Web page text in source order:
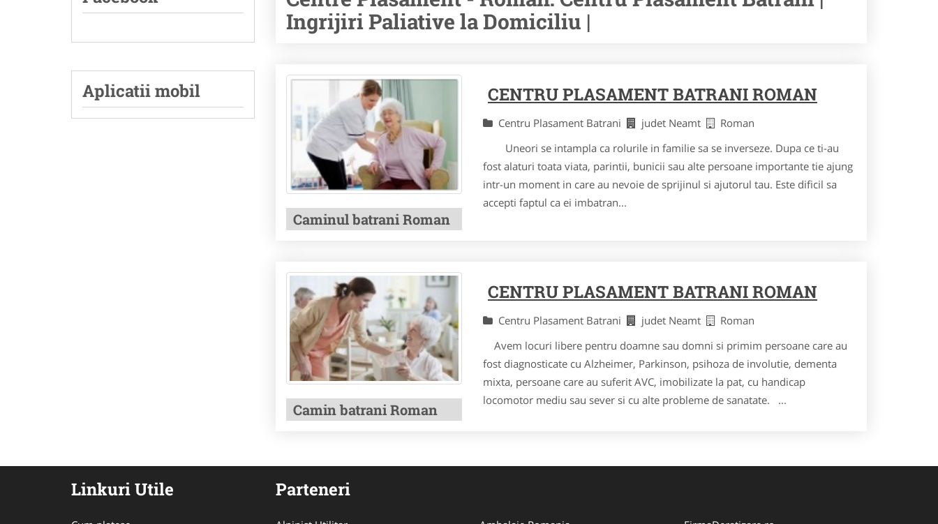
Aplicatii mobil
Ingrijiri Paliative la Domiciliu |
Caminul batrani Roman
CENTRU PLASAMENT BATRANI ROMAN
Centru Plasament Batrani judet Neamt
Roman
Uneori se intampla ca rolurile in familie sa se inverseze. Dupa ce ti-au
fost alaturi toata viata, parintii, bunicii sau alte persoane importante tie ajung
intr-un moment in care au nevoie de sprijinul si ajutorul tau. Este dificil sa
accepti faptul ca ei imbatran...
Camin batrani Roman
CENTRU PLASAMENT BATRANI ROMAN
Centru Plasament Batrani judet Neamt
Roman
Avem locuri libere pentru doamne sau domni si primim persoane care au
fost diagnosticate cu Alzheimer, Parkinson, psihoza de involutie, dementa
mixta, persoane care au suferit AVC, imobilizate la pat, cu handicap
locomotor mediu sau sever si cu alte probleme de sanatate. ...
Linkuri Utile Parteneri